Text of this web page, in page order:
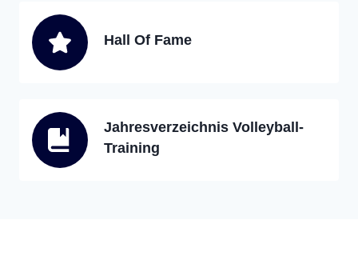
Hall Of Fame
Jahresverzeichnis Volleyball-
Training